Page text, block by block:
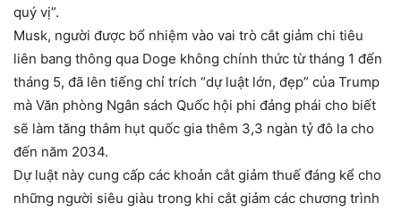
quý vị”.
Musk, người được bổ nhiệm vào vai trò cắt giảm chi tiêu
liên bang thông qua Doge không chính thức từ tháng 1 đến
tháng 5, đã lên tiếng chỉ trích “dự luật lớn, đẹp” của Trump
mà Văn phòng Ngân sách Quốc hội phi đảng phái cho biết
sẽ làm tăng thâm hụt quốc gia thêm 3,3 ngàn tỷ đô la cho
đến năm 2034.
Dự luật này cung cấp các khoản cắt giảm thuế đáng kể cho
những người siêu giàu trong khi cắt giảm các chương trình